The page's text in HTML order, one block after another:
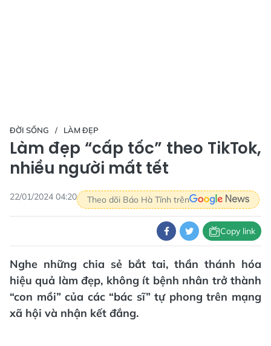
ĐỜI SỐNG LÀM ĐẸP
Làm đẹp “cấp tốc” theo TikTok,
nhiều người mất tết
22/01/2024 04:20 Theo dõi Báo Hà Tĩnh trên
Copy link
Nghe những chia sẻ bắt tai, thần thánh hóa
hiệu quả làm đẹp, không ít bệnh nhân trở thành
“con mồi” của các “bác sĩ” tự phong trên mạng
xã hội và nhận kết đắng.